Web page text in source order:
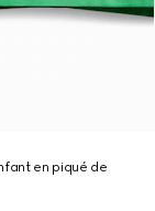
en piqué de